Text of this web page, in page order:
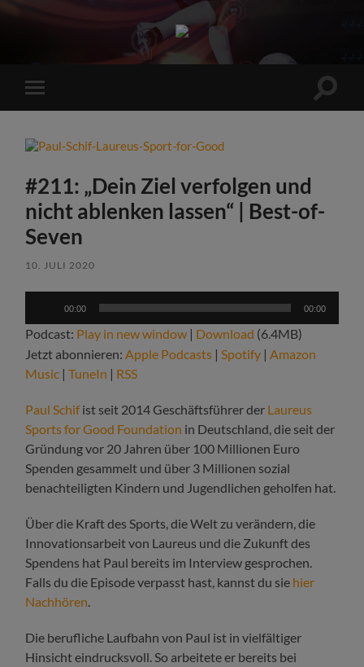
Sports
Maniac
Mobile-
Menü
#211: „Dein Ziel verfolgen und
nicht ablenken lassen“ | Best-of-
Seven
10. JULI 2020
00:00 00:00
Podcast: Play in new window | Download (6.4MB)
Jetzt abonnieren: Apple Podcasts | Spotify | Amazon
Music |TuneIn | RSS
Paul Schifist seit 2014 Geschäftsführer der Laureus
Sports for Good Foundation in Deutschland, die seit der
Gründung vor 20 Jahren über 100 Millionen Euro
Spenden gesammelt und über 3 Millionen sozial
benachteiligten Kindern und Jugendlichen geholfen hat.
Über die Kraft des Sports, die Welt zu verändern, die
Innovationsarbeit von Laureus und die Zukunft des
Spendens hat Paul bereits im Interview gesprochen.
Falls du die Episode verpasst hast, kannst du sie hier
Nachhören
Die berufliche Laufbahn von Paul ist in vielfältiger
Hinsicht eindrucksvoll. So arbeitete er bereits bei